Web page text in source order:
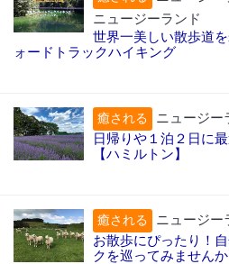
ニュージーランド
世界一美しい散歩道
ォードトラックハイキング
癒される
ニュージー
日帰りや１泊２日に
【ハミルトン】
癒される
ニュージー
お散歩にぴったり！
クを巡ってみませんか